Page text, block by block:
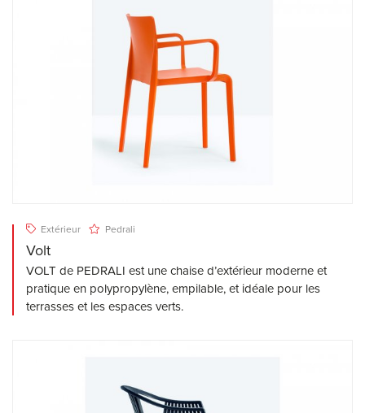
Extérieur Pedrali
Volt
VOLT de PEDRALI est une chaise d’extérieur moderne et
pratique en polypropylène, empilable, et idéale pour les
terrasses et les espaces verts.